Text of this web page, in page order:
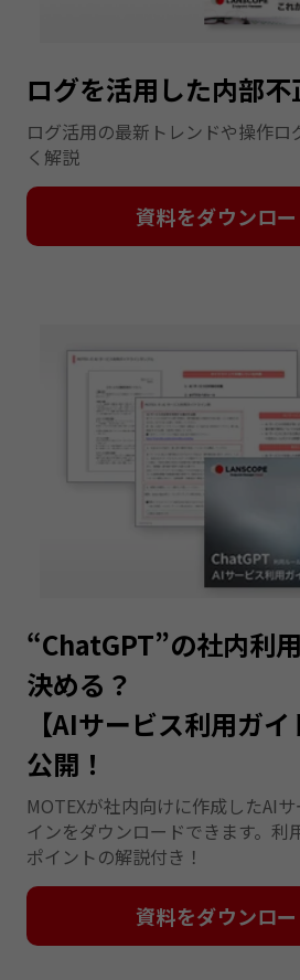
ログを活用した内部不
ログ活用の最新トレンドや操作ロ
く解説
資料をダウンロ
“ChatGPT”の社内利
決める？
【AIサービス利用ガ
公開！
MOTEXが社内向けに作成したAI
インをダウンロードできます。利
ポイントの解説付き！
資料をダウンロ